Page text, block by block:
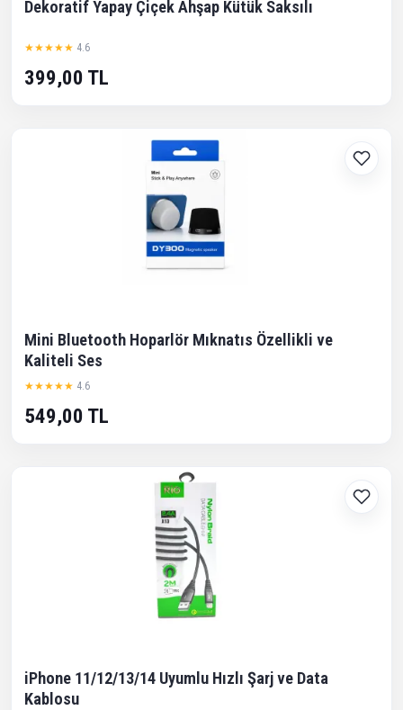
Dekoratif Yapay Çiçek Ahşap Kütük Saksılı
★★★★★ 4.6
399,00 TL
Mini Bluetooth Hoparlör Mıknatıs Özellikli ve
Kaliteli Ses
★★★★★ 4.6
549,00 TL
iPhone 11/12/13/14 Uyumlu Hızlı Şarj ve Data
Kablosu